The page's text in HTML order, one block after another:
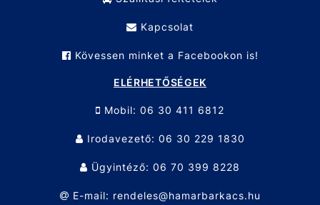
Kapcsolat
Kövessen minket a Facebookon is!
ELÉRHETŐSÉGEK
Mobil: 06 30 411 6812
Irodavezető: 06 30 229 1830
Ügyintéző: 06 70 399 8228
E-mail: rendeles@hamarbarkacs.hu